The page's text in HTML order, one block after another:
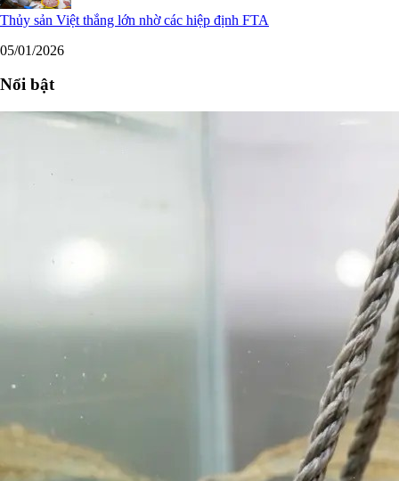
Thủy sản Việt thắng lớn nhờ các hiệp định FTA
05/01/2026
Nổi bật